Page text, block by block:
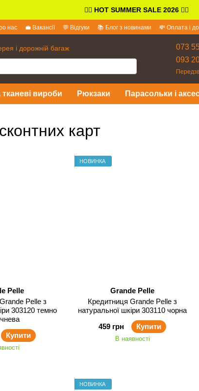
👉🏻 HOT SUMMER SALE 2026👈🏻
нас 💼 Вакансії 💬 Відгуки 📚 Блог з новинами
💸 Оплата і
і дорожній багаж
073
093
тканеві вироби Рюкзаки Парасольки і
карт
Pelle
Pelle з
303120 темно
Купити
НОВИНКА
Grande Pelle
Кредитниця Grande Pelle з
натуральної шкіри 303110 чорна
459 грн
Купити
В наявності
НОВИНКА